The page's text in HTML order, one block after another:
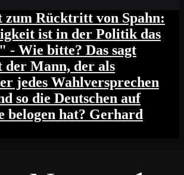
Rücktritt von Spahn:
ist in der Politik das
- Wie bitte? Das sagt
der Mann, der als
jedes Wahlversprechen
so die Deutschen auf
belogen hat? Gerhard